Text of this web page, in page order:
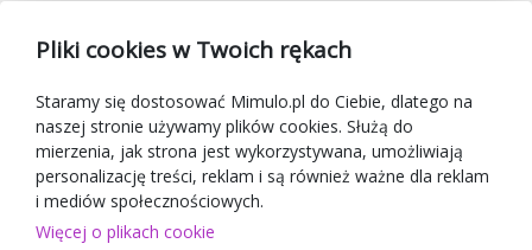
Blog
O sprzedawcy
Mimulo.pl
Regulamin sklepu
Ochrona danych osobowych GDPR
Kontakty
Pliki cookies w Twoich rękach
Staramy się dostosować Mimulo.pl do Ciebie, dlatego na
naszej stronie używamy plików cookies. Służą do
mierzenia, jak strona jest wykorzystywana, umożliwiają
personalizację treści, reklam i są również ważne dla reklam
i mediów społecznościowych.
Więcej o plikach cookie